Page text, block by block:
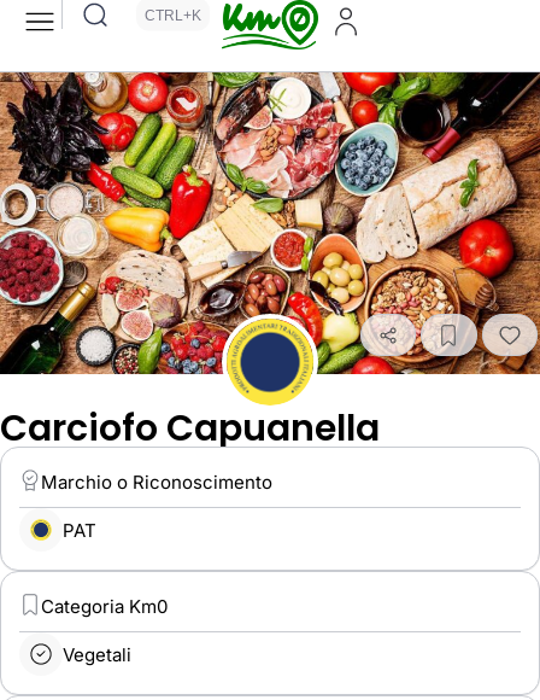
CTRL+K
Carciofo Capuanella
Marchio o Riconoscimento
PAT
Categoria Km0
Vegetali